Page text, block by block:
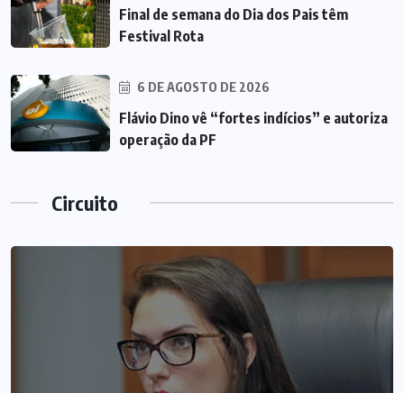
Final de semana do Dia dos Pais têm
Festival Rota
6 DE AGOSTO DE 2026
Flávio Dino vê “fortes indícios” e autoriza
operação da PF
Circuito